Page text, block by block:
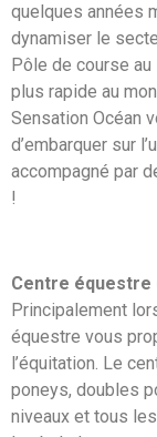
quelques années
dynamiser le
Pôle de course
plus rapide au
Sensation Océan
d’embarquer sur
accompagné par
!
Centre équestre
Principalement
équestre vous
l’équitation. Le
poneys, doubles
niveaux et tous